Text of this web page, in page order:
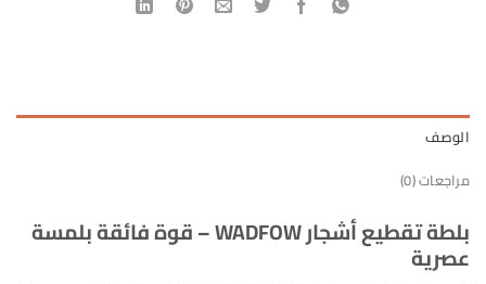
الوصف
مراجعات (0)
بلطة تقطيع أشجار WADFOW – قوة فائقة بلمسة
عصرية